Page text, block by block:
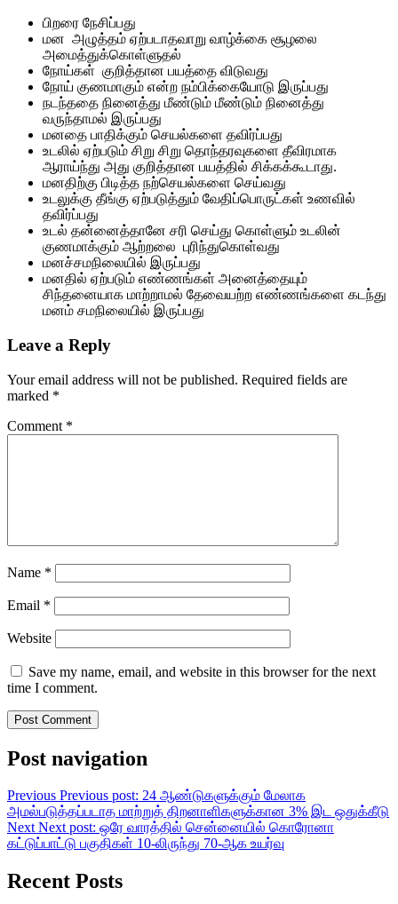
பிறரை நேசிப்பது
மன அழுத்தம் ஏற்படாதவாறு வாழ்க்கை சூழலை
அமைத்துக்கொள்ளுதல்
நோய்கள் குறித்தான பயத்தை விடுவது
நோய் குணமாகும் என்ற நம்பிக்கையோடு இருப்பது
நடந்ததை நினைத்து மீண்டும் மீண்டும் நினைத்து
வருந்தாமல் இருப்பது
மனதை பாதிக்கும் செயல்களை தவிர்ப்பது
உடலில் ஏற்படும் சிறு சிறு தொந்தரவுகளை தீவிரமாக
ஆராய்ந்து அது குறித்தான பயத்தில் சிக்கக்கூடாது.
மனதிற்கு பிடித்த நற்செயல்களை செய்வது
உடலுக்கு தீங்கு ஏற்படுத்தும் வேதிப்பொருட்கள் உணவில்
தவிர்ப்பது
உடல் தன்னைத்தானே சரி செய்து கொள்ளும் உடலின்
குணமாக்கும் ஆற்றலை புரிந்துகொள்வது
மனச்சமநிலையில் இருப்பது
மனதில் ஏற்படும் எண்ணங்கள் அனைத்தையும்
சிந்தனையாக மாற்றாமல் தேவையற்ற எண்ணங்களை கடந்து
மனம் சமநிலையில் இருப்பது
Leave a Reply
Your email address will not be published. Required fields are
marked *
Comment *
Name *
Email *
Website
Save my name, email, and website in this browser for the next
time I comment.
Post navigation
Previous Previous post: 24 ஆண்டுகளுக்கும் மேலாக
அமல்படுத்தப்படாத மாற்றுத் திறனாளிகளுக்கான 3% இட ஒதுக்கீடு
Next Next post: ஒரே வாரத்தில் சென்னையில் கொரோனா
கட்டுப்பாட்டு பகுதிகள் 10-லிருந்து 70-ஆக உயர்வு
Recent Posts